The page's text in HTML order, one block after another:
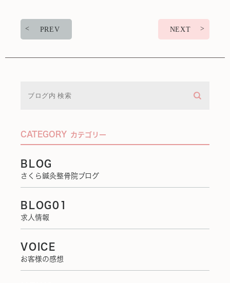
PREV NEXT
CATEGORY カテゴリー
BLOG
さくら鍼灸整骨院ブログ
BLOG01
求人情報
VOICE
お客様の感想